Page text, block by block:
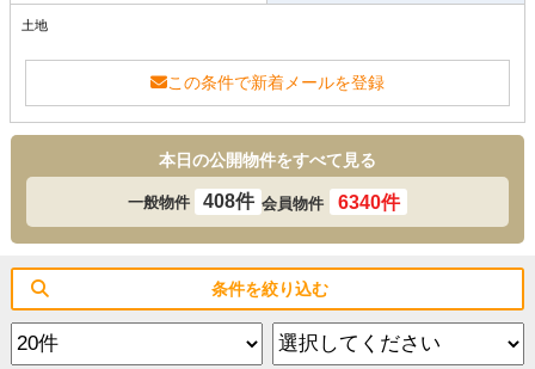
土地
この条件で新着メールを登録
本日の公開物件をすべて見る
一般物件 408件 会員物件 6340件
条件を絞り込む